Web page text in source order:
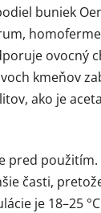
buniek
ovocný
kmeňov
ako je
pred
časti,
je 18–25